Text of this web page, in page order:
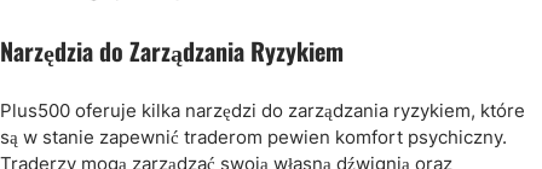
Narzędzia do Zarządzania Ryzykiem
Plus500 oferuje kilka narzędzi do zarządzania ryzykiem, które
są w stanie zapewnić traderom pewien komfort psychiczny.
Traderzy mogą zarządzać swoją własną dźwignią oraz